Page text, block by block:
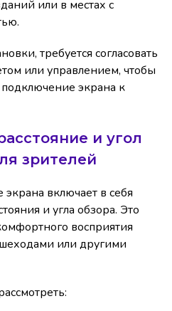
или в местах с
требуется согласовать
или управлением, чтобы
экрана к
и угол
зрителей
включает в себя
и угла обзора. Это
восприятия
или другими